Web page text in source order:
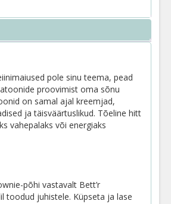
pole sinu teema, pead
proovimist oma sõnu
on samal ajal kreemjad,
ja täisväärtuslikud. Tõeline hitt
vahepalaks või energiaks
põhi vastavalt Bett’r
toodud juhistele. Küpseta ja lase